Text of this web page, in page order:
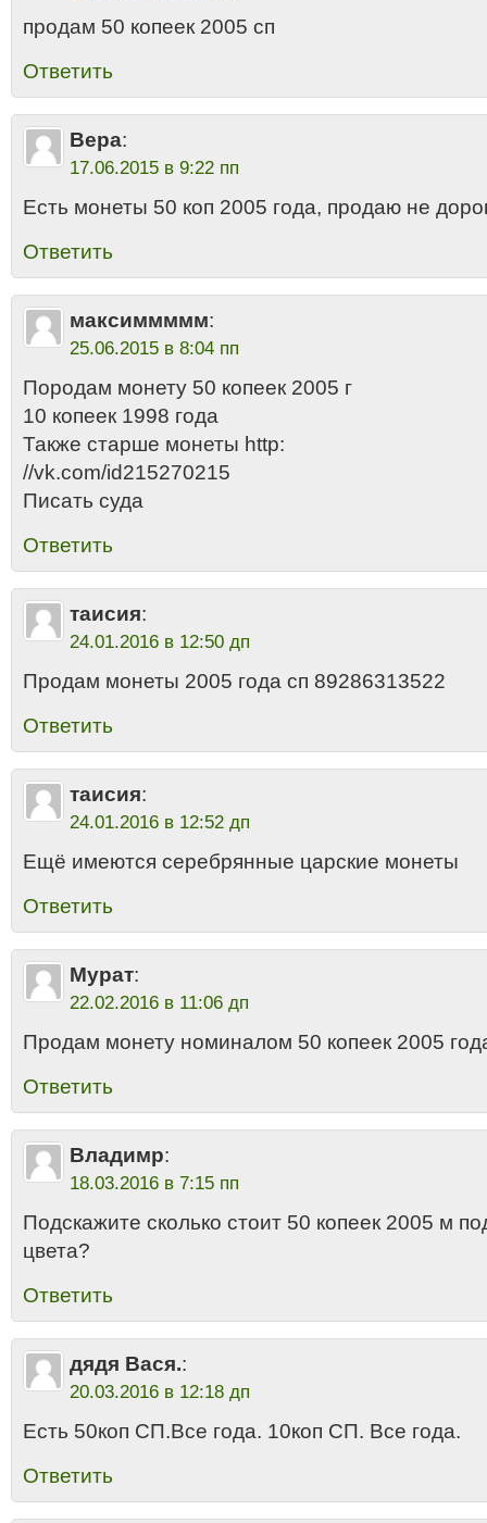
продам 50 копеек 2005 сп
Ответить
Вера:
17.06.2015 в 9:22 пп
Есть монеты 50 коп 2005 года, продаю не
Ответить
максиммммм:
25.06.2015 в 8:04 пп
Породам монету 50 копеек 2005 г
10 копеек 1998 года
Также старше монеты http:
//vk.com/id215270215
Писать суда
Ответить
таисия:
24.01.2016 в 12:50 дп
Продам монеты 2005 года сп 89286313522
Ответить
таисия:
24.01.2016 в 12:52 дп
Ещё имеются серебрянные царские монеты
Ответить
Мурат:
22.02.2016 в 11:06 дп
Продам монету номиналом 50 копеек 2005
Ответить
Владимр:
18.03.2016 в 7:15 пп
Подскажите сколько стоит 50 копеек 2005 м
цвета?
Ответить
дядя Вася.:
20.03.2016 в 12:18 дп
Есть 50коп СП.Все года. 10коп СП. Все года.
Ответить